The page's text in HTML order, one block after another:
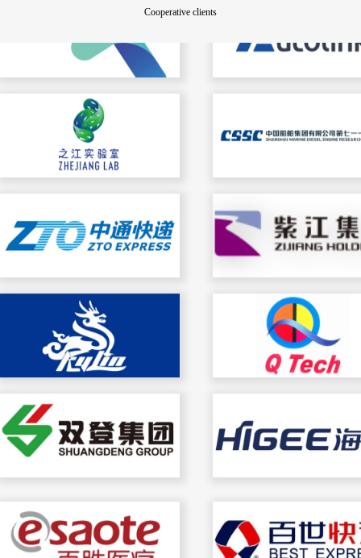
Cooperative clients